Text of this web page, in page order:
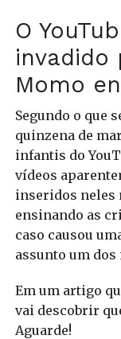
O
invadido
Momo
Segundo o que
quinzena de
infantis do
vídeos
inseridos neles
ensinando as
caso causou
assunto um
Em um artigo
vai descobrir
Aguarde!